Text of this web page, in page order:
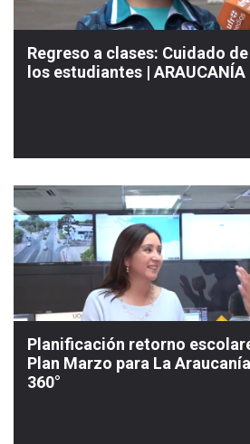
Regreso a clases: Cuidado
los estudiantes | ARAUCANÍA
Planificación retorno
Plan Marzo para La
360°